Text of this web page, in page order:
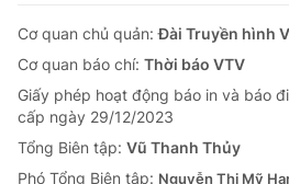
Cơ quan chủ quản:Đài Truyền hình
Cơ quan báo chí: Thời báo VTV
Giấy phép hoạt động báo in và báo
cấp ngày 29/12/2023
Tổng Biên tập: Vũ Thanh Thủy
Phó Tổng Biên tập: Nguyễn Thị Mỹ